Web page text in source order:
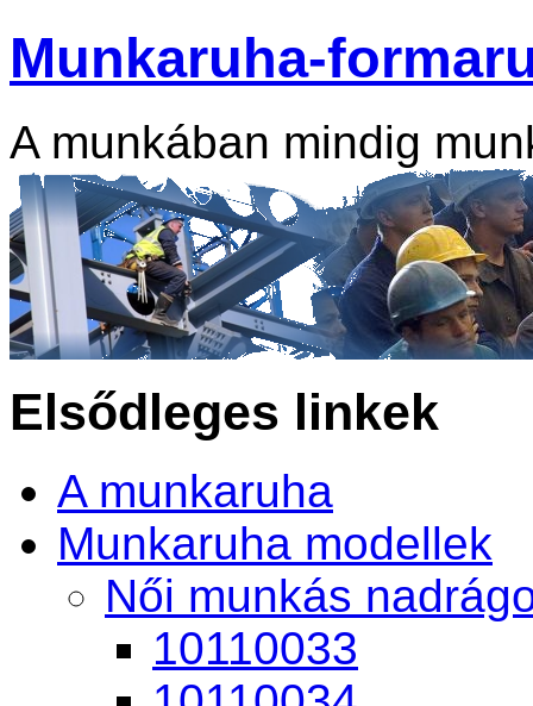
Munkaruha-
A munkában mindig
Elsődleges linkek
A munkaruha
Munkaruha modellek
Női munkás
10110033